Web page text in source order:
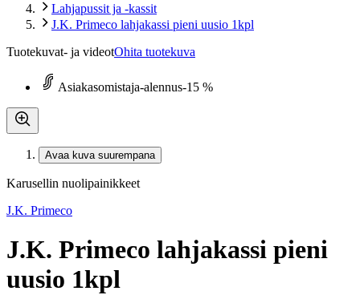
Lahjapussit ja -kassit
J.K. Primeco lahjakassi pieni uusio 1kpl
Tuotekuvat- ja videotOhita tuotekuva
Asiakasomistaja-alennus-15 %
Avaa kuva suurempana
Karusellin nuolipainikkeet
J.K. Primeco
J.K. Primeco lahjakassi pieni
uusio 1kpl